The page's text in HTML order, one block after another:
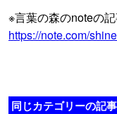
※言葉の森のnoteの記
https://note.com/
同じカテゴリーの記事